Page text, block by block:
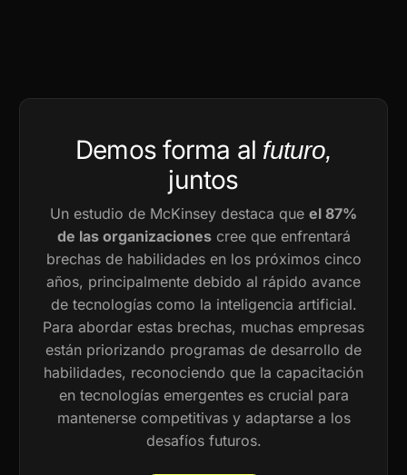
Demos forma al futuro,
juntos
Un estudio de McKinsey destaca que el 87%
de las organizacionescree que enfrentará
brechas de habilidades en los próximos cinco
años, principalmente debido al rápido avance
de tecnologías como la inteligencia artificial.
Para abordar estas brechas, muchas empresas
están priorizando programas de desarrollo de
habilidades, reconociendo que la capacitación
en tecnologías emergentes es crucial para
mantenerse competitivas y adaptarse a los
desafíos futuros.